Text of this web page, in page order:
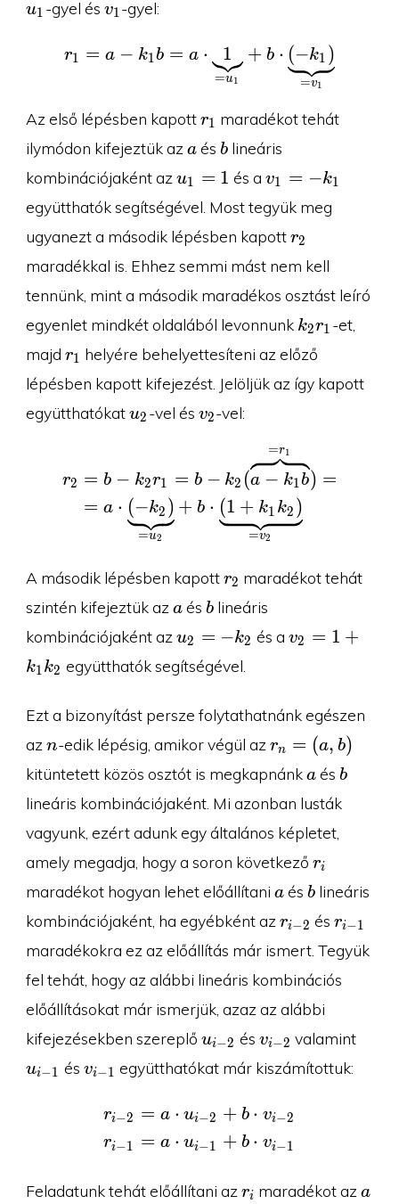
u1 -gyel és v_1
v1-gyel:
r_1=a-k_1b=a\cdot
r1 = a − k1b = a ⋅
=u1
1 + b ⋅
=v1
(−k1 )
Az első lépésben kapottr_1
r1 maradékot tehát
ilymódon kifejeztük az a
aés b
blineáris
kombinációjaként az u_1=1
u1 = 1 és av_1=-
k_1
v1 = −k1
együtthatók segítségével. Most tegyük meg
ugyanezt a második lépésben kapottr_2
r2
maradékkal is. Ehhez semmi mást nem kell
tennünk, mint a második maradékos osztást leíró
egyenlet mindkét oldalából levonnunk k_2r_1
k2r1 -et,
majd r_1
r1 helyére behelyettesíteni az előző
lépésben kapott kifejezést. Jelöljük az így kapott
együtthatókatu_2
u2 -vel és v_2
v2-vel:
r2 = b − k2r1 = b − k2 (a − k1b
=r1
) =
= a ⋅
=u2
(−k2 ) + b ⋅
=v2
(1 + k1 k2 )
A második lépésben kapottr_2
r2 maradékot tehát
szintén kifejeztük az a
aés b
blineáris
kombinációjaként az u_2=-
k_2
u2 = −k2 és av2 = 1 +
k1k2 együtthatók segítségével.
Ezt a bizonyítást persze folytathatnánk egészen
az n
n-edik lépésig, amikor végül az r_n=
(a,b)
rn = (a, b)
kitüntetett közös osztót is megkapnánka
aés b
b
lineáris kombinációjaként. Mi azonban lusták
vagyunk, ezért adunk egy általános képletet,
amely megadja, hogy a soron következő r_i
ri
maradékot hogyan lehet előállítani a
aés b
blineáris
kombinációjaként, ha egyébként az r_{i-
ri−2 ésr_{i-
ri−1
maradékokra ez az előállítás már ismert. Tegyük
fel tehát, hogy az alábbi lineáris kombinációs
előállításokat már ismerjük, azaz az alábbi
kifejezésekben szereplő u_{i-
2}
ui−2 és v_{i-
2}
vi−2 valamint
ui−1 és v_{i-
vi−1 együtthatókat már kiszámítottuk:
\begin{aligned}r_{i-
ri−2
ri−1
= a ⋅ ui−2 + b ⋅ vi−2
= a ⋅ ui−1 + b ⋅ vi−1
Feladatunk tehát előállítani az r_i
ri maradékot aza
a